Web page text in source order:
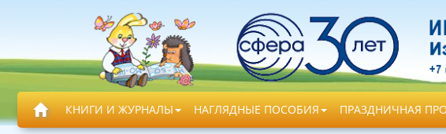
КНИГИ И ЖУРНАЛЫ НАГЛЯДНЫЕ ПОСОБИЯ ПРАЗДНИЧНАЯ